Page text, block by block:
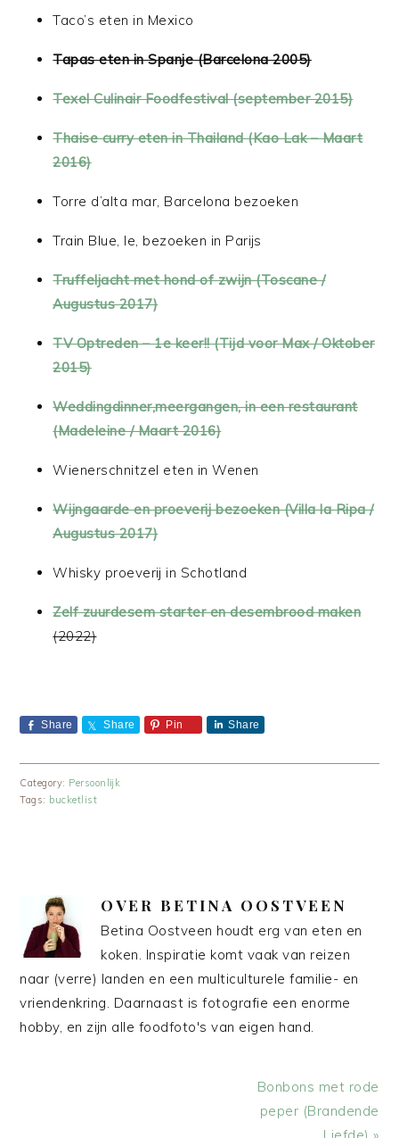
Taco’s eten in Mexico
Tapas eten in Spanje (Barcelona 2005)
Texel Culinair Foodfestival (september 2015)
Thaise curry eten in Thailand (Kao Lak – Maart
2016)
Torre d’alta mar, Barcelona bezoeken
Train Blue, le, bezoeken in Parijs
Truffeljacht met hond of zwijn (Toscane /
Augustus 2017)
TV Optreden – 1e keer!! (Tijd voor Max / Oktober
2015)
Weddingdinner,meergangen, in een restaurant
(Madeleine / Maart 2016)
Wienerschnitzel eten in Wenen
Wijngaarde en proeverij bezoeken (Villa la Ripa /
Augustus 2017)
Whisky proeverij in Schotland
Zelf zuurdesem starter en desembrood maken
(2022)
Share Share Pin Share
Category: Persoonlijk
Tags: bucketlist
OVER BETINA OOSTVEEN
Betina Oostveen houdt erg van eten en
koken. Inspiratie komt vaak van reizen
naar (verre) landen en een multiculturele familie- en
vriendenkring. Daarnaast is fotografie een enorme
hobby, en zijn alle foodfoto's van eigen hand.
Volgend
bericht:
Bonbons met rode
peper (Brandende